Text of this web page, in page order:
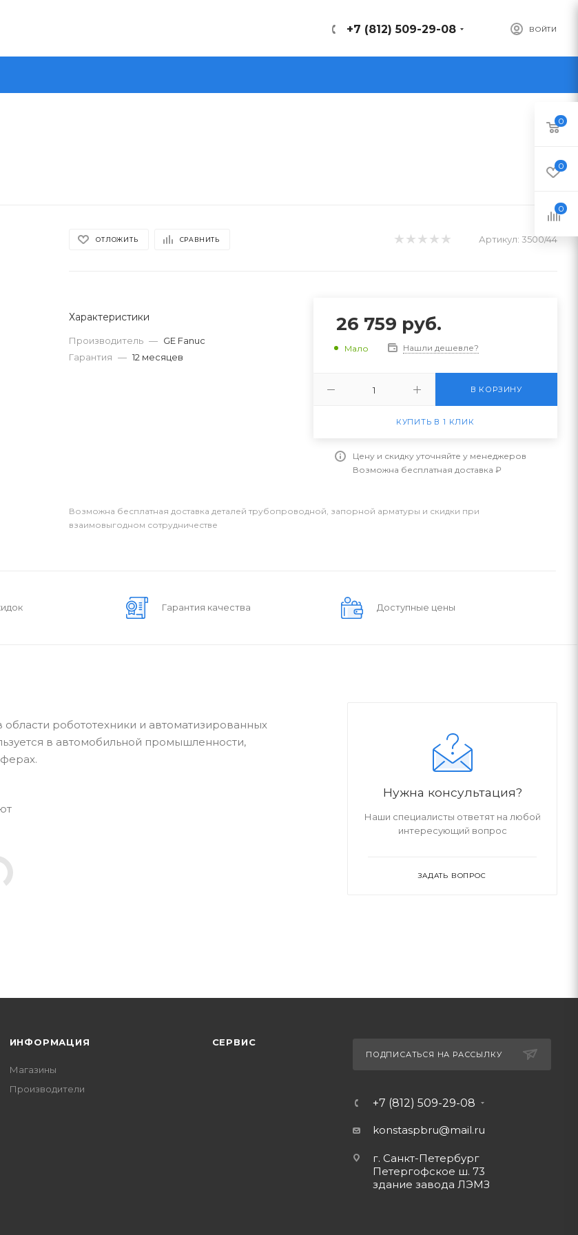
ВОЙТИ
+7 (812) 509-29-08
ОТЛОЖИТЬ СРАВНИТЬ Артикул: 3500/44
Характеристики
Производитель — GE Fanuc
Гарантия — 12 месяцев
26 759 руб.
Мало Нашли дешевле?
В КОРЗИНУ
КУПИТЬ В 1 КЛИК
Цену и скидку уточняйте у менеджеров
Возможна бесплатная доставка ₽
Возможна бесплатная доставка деталей трубопроводной, запорной арматуры и скидки при
взаимовыгодном сотрудничестве
Гарантия качества Доступные цены
робототехники и автоматизированных
в автомобильной промышленности,
Нужна консультация?
Наши специалисты ответят на любой
интересующий вопрос
ЗАДАТЬ ВОПРОС
ИНФОРМАЦИЯ
Магазины
Производители
СЕРВИС
ПОДПИСАТЬСЯ НА РАССЫЛКУ
+7 (812) 509-29-08
konstaspbru@mail.ru
г. Санкт-Петербург
Петергофское ш. 73
здание завода ЛЭМЗ
0
0
0